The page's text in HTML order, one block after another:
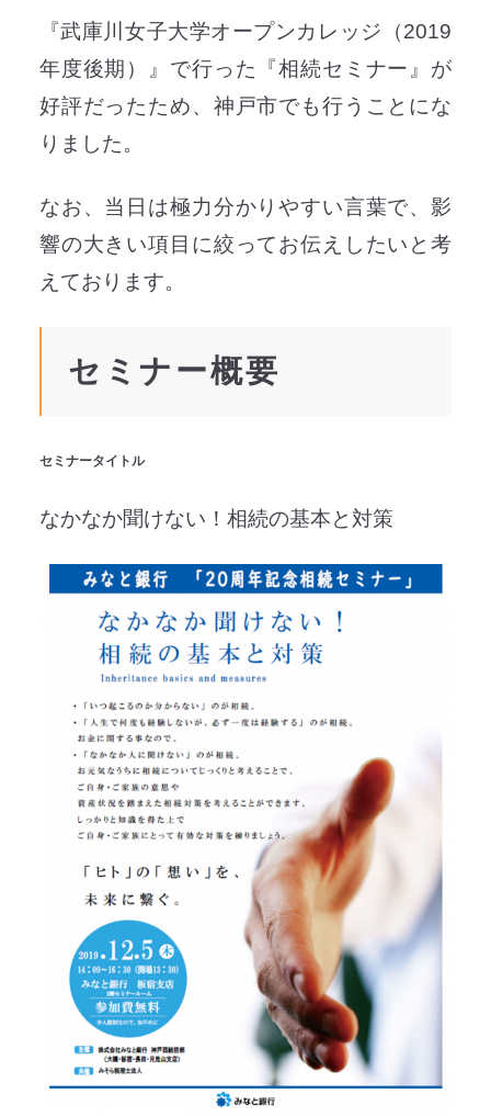
『武庫川女子大学オープンカレッジ（2019
年度後期）』で行った『相続セミナー』が
好評だったため、神戸市でも行うことにな
りました。
なお、当日は極力分かりやすい言葉で、影
響の大きい項目に絞ってお伝えしたいと考
えております。
セミナー概要
セミナータイトル
なかなか聞けない！相続の基本と対策